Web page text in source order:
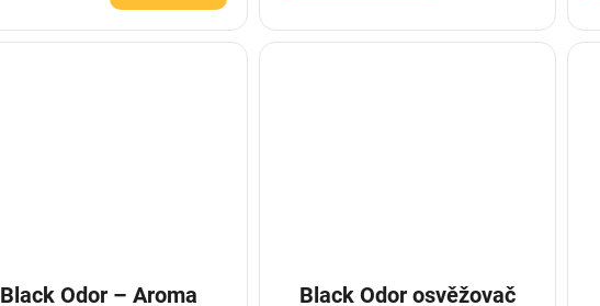
Black Odor – Aroma
Black Odor osvěžovač